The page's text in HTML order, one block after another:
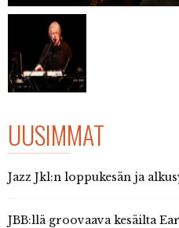
UUSIMMAT
Jazz Jkl:n loppukesän ja
JBB:llä groovaava kesäilta